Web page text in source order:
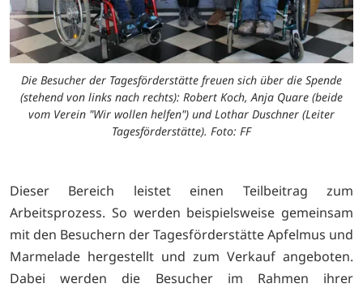
Die Besucher der Tagesförderstätte freuen sich über die Spende
(stehend von links nach rechts): Robert Koch, Anja Quare (beide
vom Verein "Wir wollen helfen") und Lothar Duschner (Leiter
Tagesförderstätte). Foto: FF
Dieser Bereich leistet einen Teilbeitrag zum
Arbeitsprozess. So werden beispielsweise gemeinsam
mit den Besuchern der Tagesförderstätte Apfelmus und
Marmelade hergestellt und zum Verkauf angeboten.
Dabei werden die Besucher im Rahmen ihrer